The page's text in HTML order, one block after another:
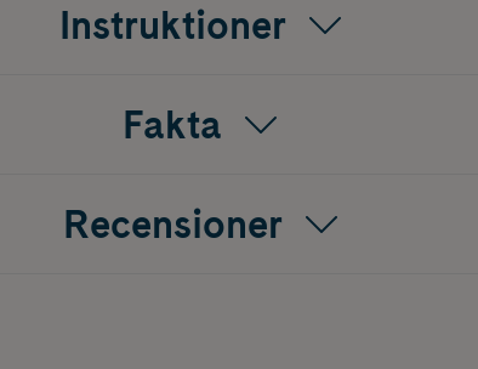
Instruktioner
Fakta
Recensioner